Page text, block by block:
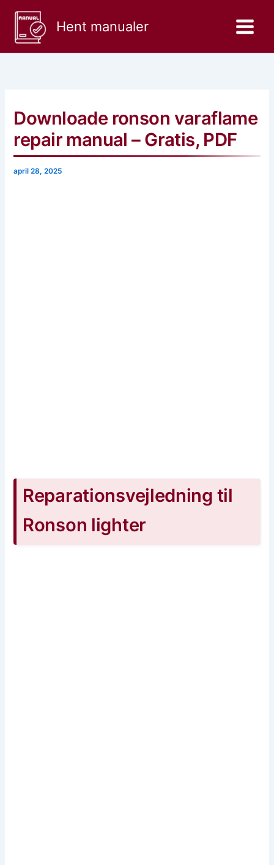
indholdet
Hent manualer
Downloade ronson varaflame
repair manual – Gratis, PDF
april 28, 2025
Reparationsvejledning til
Ronson lighter